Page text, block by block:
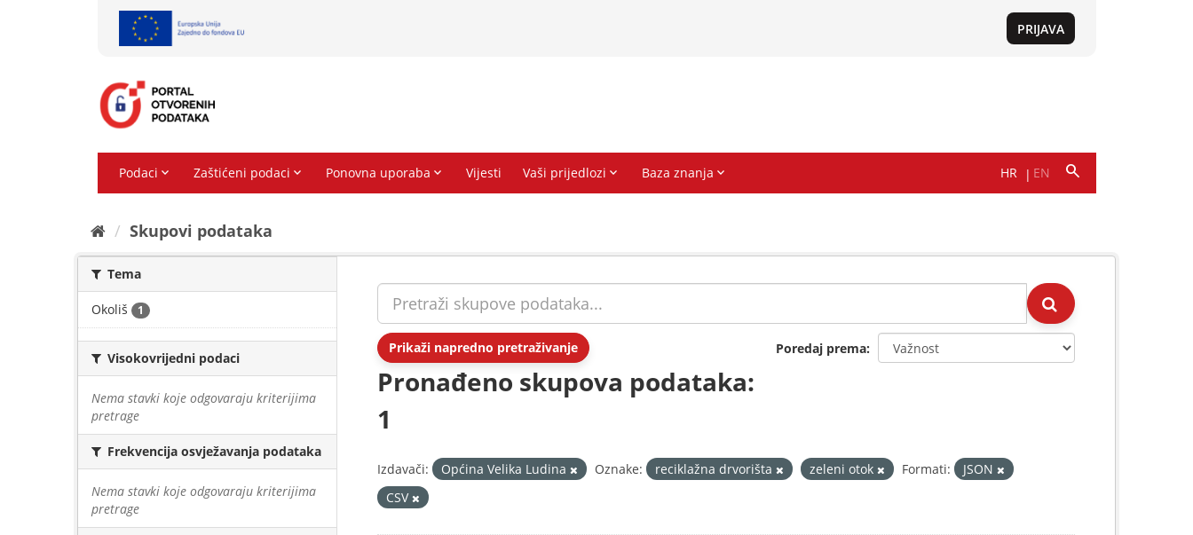
Skupovi podаtаkа
Tema
Okoliš 1
Visokovrijedni podaci
Nema stavki koje odgovaraju kriterijima
pretrage
Frekvencija osvježavanja podataka
Nema stavki koje odgovaraju kriterijima
pretrage
Prikaži napredno pretraživanje Poredaj prema
Pronađeno skupova podataka:
1
Izdavači: Općina Velika Ludina Oznake: reciklažna drvorišta zeleni otok Formati:
JSON
CSV